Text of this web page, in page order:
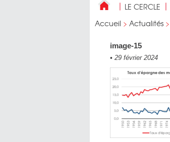
LE CERCLE
Accueil > Actualités >
image-15
• 29 février 2024